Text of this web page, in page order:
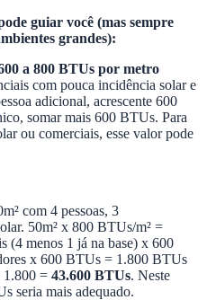
guiar você (mas sempre
grandes):
a 800 BTUs por metro
com pouca incidência solar e
adicional, acrescente 600
somar mais 600 BTUs. Para
ou comerciais, esse valor pode
com 4 pessoas, 3
50m² x 800 BTUs/m² =
(4 menos 1 já na base) x 600
x 600 BTUs = 1.800 BTUs
1.800 = 43.600 BTUs. Neste
seria mais adequado.